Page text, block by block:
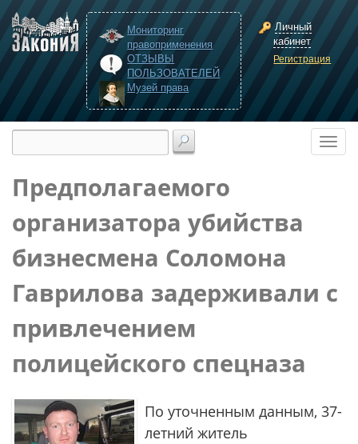
Мониторинг
правоприменения
ОТЗЫВЫ
ПОЛЬЗОВАТЕЛЕЙ
Музей права
Личный
кабинет
Регистрация
Предполагаемого
организатора убийства
бизнесмена Соломона
Гаврилова задерживали с
привлечением
полицейского спецназа
По уточненным данным, 37-
летний житель